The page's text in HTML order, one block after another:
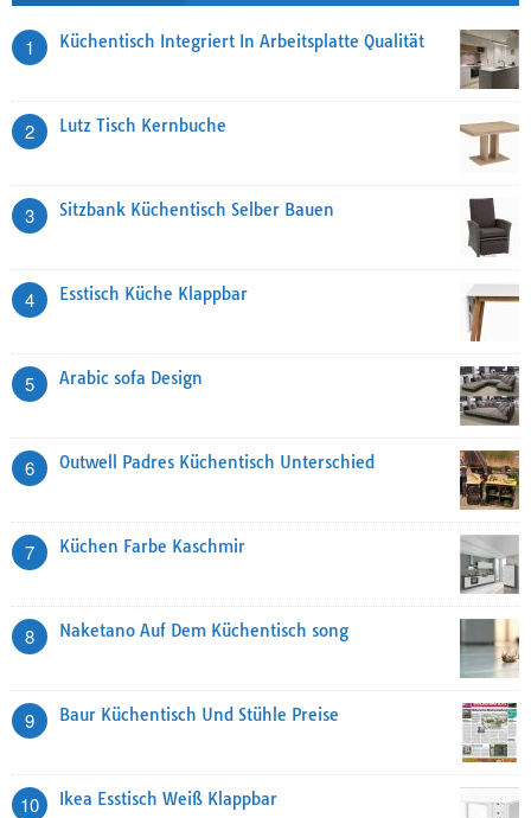
1 Küchentisch Integriert In Arbeitsplatte Qualität
2 Lutz Tisch Kernbuche
3 Sitzbank Küchentisch Selber Bauen
4 Esstisch Küche Klappbar
5 Arabic sofa Design
6 Outwell Padres Küchentisch Unterschied
7 Küchen Farbe Kaschmir
8 Naketano Auf Dem Küchentisch song
9 Baur Küchentisch Und Stühle Preise
10 Ikea Esstisch Weiß Klappbar